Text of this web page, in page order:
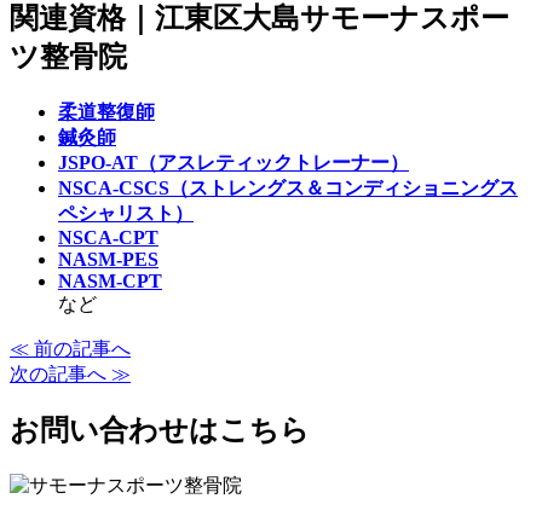
関連資格｜江東区大島サモーナスポー
ツ整骨院
柔道整復師
鍼灸師
JSPO-AT（アスレティックトレーナー）
NSCA-CSCS（ストレングス＆コンディショニングス
ペシャリスト）
NSCA-CPT
NASM-PES
NASM-CPT
など
≪ 前の記事へ
次の記事へ ≫
お問い合わせはこちら